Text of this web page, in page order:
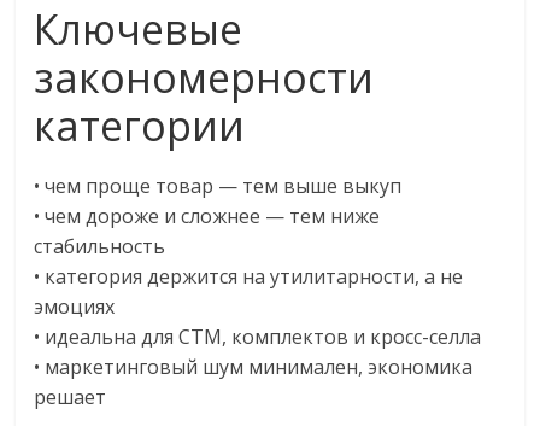
Ключевые
закономерности
категории
• чем проще товар — тем выше выкуп
• чем дороже и сложнее — тем ниже
стабильность
• категория держится на утилитарности, а не
эмоциях
• идеальна для СТМ, комплектов и кросс-селла
• маркетинговый шум минимален, экономика
решает